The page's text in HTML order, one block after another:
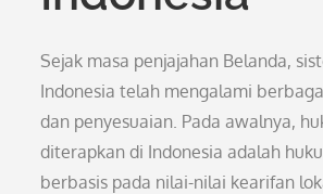
Sejak masa penjajahan Belanda,
Indonesia telah mengalami
dan penyesuaian. Pada awalnya,
diterapkan di Indonesia adalah
berbasis pada nilai-nilai kearifan